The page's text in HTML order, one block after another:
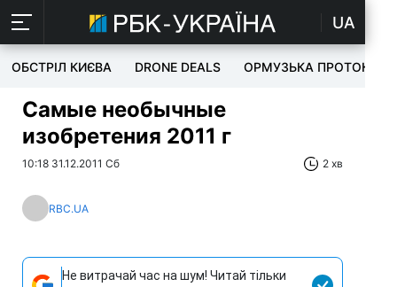
UA
ОБСТРІЛ КИЄВА DRONE DEALS ОРМУЗЬКА ПРОТОКА
Самые необычные
изобретения 2011 г
10:18 31.12.2011 Сб 2 хв
RBC.UA
Не витрачай час на шум! Читай тільки